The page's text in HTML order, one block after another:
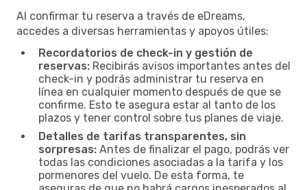
Al confirmar tu reserva a través de eDreams,
accedes a diversas herramientas y apoyos útiles:
Recordatorios de check-in y gestión de
reservas: Recibirás avisos importantes antes del
check-in y podrás administrar tu reserva en
línea en cualquier momento después de que se
confirme. Esto te asegura estar al tanto de los
plazos y tener control sobre tus planes de viaje.
Detalles de tarifas transparentes, sin
sorpresas: Antes de finalizar el pago, podrás ver
todas las condiciones asociadas a la tarifa y los
pormenores del vuelo. De esta forma, te